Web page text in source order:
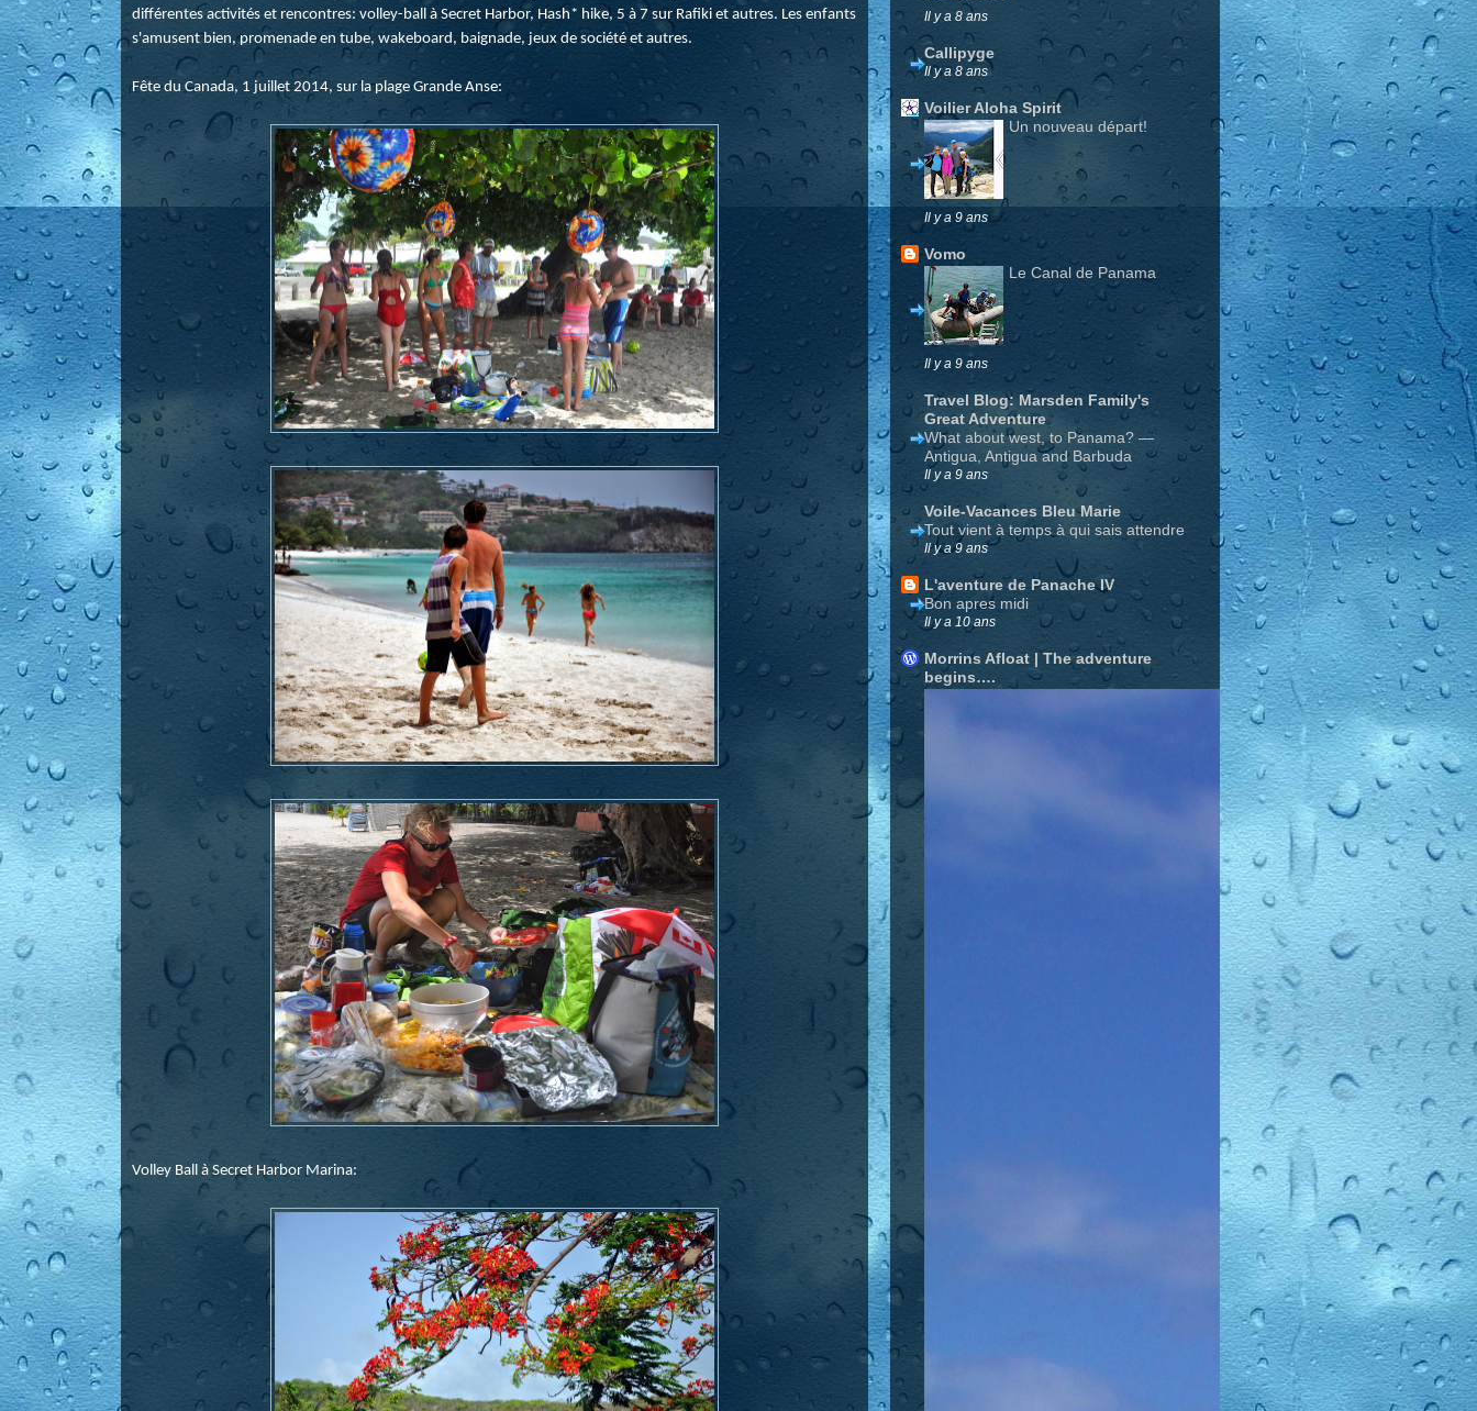
différentes activités et rencontres: volley-ball à Secret Harbor, Hash* hike, 5 à 7 sur Rafiki et autres. Les enfants
s'amusent bien, promenade en tube, wakeboard, baignade, jeux de société et autres.
Fête du Canada, 1 juillet 2014, sur la plage Grande Anse:
Volley Ball à Secret Harbor Marina:
Il y a 8 ans
Callipyge
Il y a 8 ans
Voilier Aloha Spirit
Un nouveau départ!
Il y a 9 ans
Vomo
Le Canal de Panama
Il y a 9 ans
Travel Blog: Marsden Family's
Great Adventure
What about west, to Panama? —
Antigua, Antigua and Barbuda
Il y a 9 ans
Voile-Vacances Bleu Marie
Tout vient à temps à qui sais attendre
Il y a 9 ans
L'aventure de Panache IV
Bon apres midi
Il y a 10 ans
Morrins Afloat | The adventure
begins….